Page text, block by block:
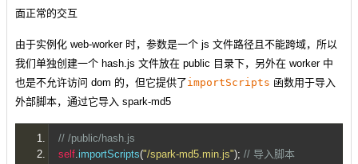
面正常的交互
由于实例化 web-worker 时，参数是一个 js 文件路径且不能跨域，所以
我们单独创建一个 hash.js 文件放在 public 目录下，另外在 worker 中
也是不允许访问 dom 的，但它提供了importScripts 函数用于导入
外部脚本，通过它导入 spark-md5
// /public/hash.js
self.importScripts("/spark-md5.min.js"); // 导入脚本